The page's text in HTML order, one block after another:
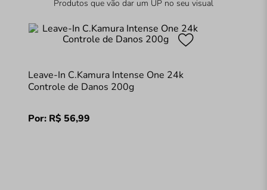
Produtos que vão dar um UP no seu visual
Leave-In C.Kamura Intense One 24k
Controle de Danos 200g
Por: R$ 56,99